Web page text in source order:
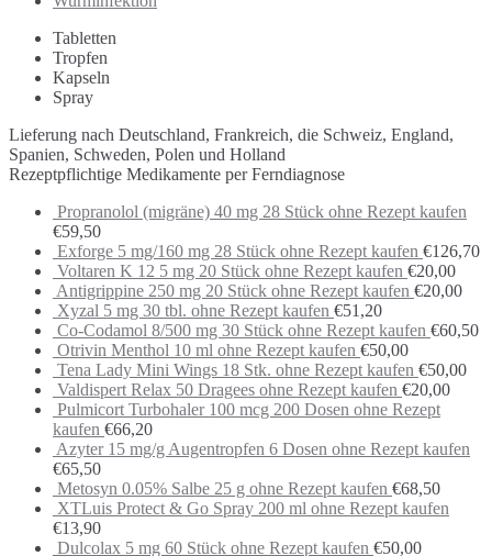
Tabletten
Tropfen
Kapseln
Spray
Lieferung nach Deutschland, Frankreich, die Schweiz, England,
Spanien, Schweden, Polen und Holland
Rezeptpflichtige Medikamente per Ferndiagnose
Propranolol (migräne) 40 mg 28 Stück ohne Rezept kaufen
€59,50
Exforge 5 mg/160 mg 28 Stück ohne Rezept kaufen €126,70
Voltaren K 12 5 mg 20 Stück ohne Rezept kaufen €20,00
Antigrippine 250 mg 20 Stück ohne Rezept kaufen €20,00
Xyzal 5 mg 30 tbl. ohne Rezept kaufen €51,20
Co-Codamol 8/500 mg 30 Stück ohne Rezept kaufen €60,50
Otrivin Menthol 10 ml ohne Rezept kaufen €50,00
Tena Lady Mini Wings 18 Stk. ohne Rezept kaufen €50,00
Valdispert Relax 50 Dragees ohne Rezept kaufen €20,00
Pulmicort Turbohaler 100 mcg 200 Dosen ohne Rezept
kaufen €66,20
Azyter 15 mg/g Augentropfen 6 Dosen ohne Rezept kaufen
€65,50
Metosyn 0.05% Salbe 25 g ohne Rezept kaufen €68,50
XTLuis Protect & Go Spray 200 ml ohne Rezept kaufen
€13,90
Dulcolax 5 mg 60 Stück ohne Rezept kaufen €50,00